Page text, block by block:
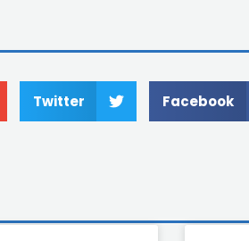
Facebook
Twitter